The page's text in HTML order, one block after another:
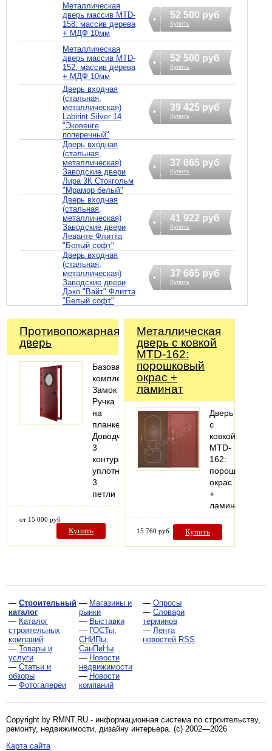
Металлическая
дверь массив MTD-
158: массив дерева
+ МДФ 10мм
52 500 руб
Купить
Металлическая
дверь массив MTD-
152: массив дерева
+ МДФ 10мм
52 500 руб
Купить
Дверь входная
(стальная,
металлическая)
Labirint Silver 14
"Эковенге
поперечный"
39 425 руб
Купить
Дверь входная
(стальная,
металлическая)
Заводские двери
Лира 3К Стокгольм
"Мрамор белый"
37 665 руб
Купить
Дверь входная
(стальная,
металлическая)
Заводские двери
Леванте Флитта
"Белый софт"
41 922 руб
Купить
Дверь входная
(стальная,
металлическая)
Заводские двери
Дэко "Вайт" Флитта
"Белый софт"
37 665 руб
Купить
Противопожарная
дверь
Базовая
комплектация:
Замок
Ручка
на
планке
Доводчик
3
контура
уплотнения
3
петли
от 15 000 руб
Купить
Металлическая
дверь с ковкой
MTD-162:
порошковый
окрас +
ламинат
Дверь
с
ковкой
MTD-
162:
порошковый
окрас
+
ламинат
15 760 руб Купить
— Строительный
каталог
— Каталог
строительных
компаний
— Товары и
услуги
— Статьи и
обзоры
— Фотогалереи
— Магазины и
рынки
— Выставки
— ГОСТы,
СНИПы,
СанПиНы
— Новости
недвижимости
— Новости
компаний
— Опросы
— Словари
терминов
— Лента
новостей RSS
Copyright by RMNT.RU - информационная система по строительству,
ремонту, недвижимости, дизайну интерьера . (c) 2002—2026
Карта сайта